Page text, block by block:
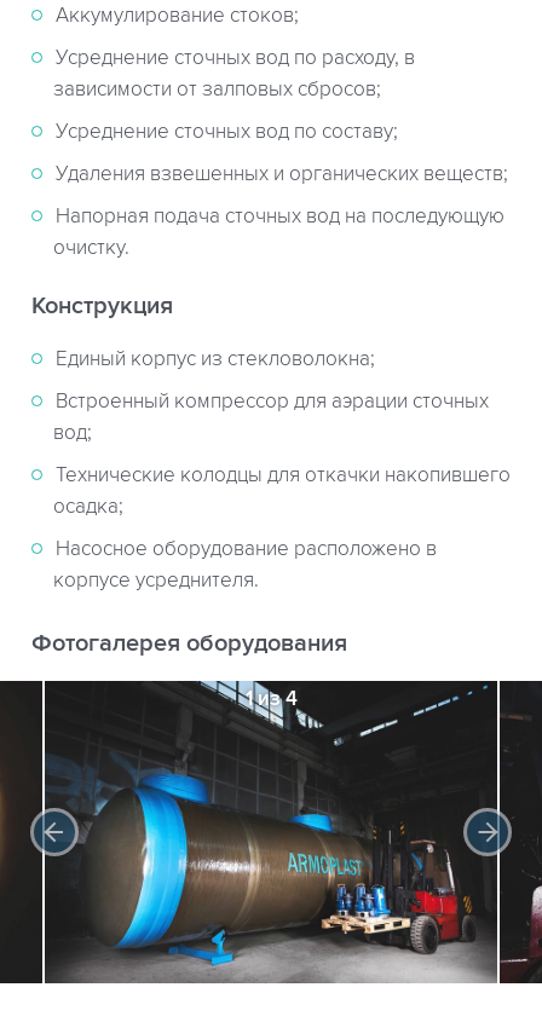
Аккумулирование стоков;
Усреднение сточных вод по расходу, в
зависимости от залповых сбросов;
Усреднение сточных вод по составу;
Удаления взвешенных и органических веществ;
Напорная подача сточных вод на последующую
очистку.
Конструкция
Единый корпус из стекловолокна;
Встроенный компрессор для аэрации сточных
вод;
Технические колодцы для откачки накопившего
осадка;
Насосное оборудование расположено в
корпусе усреднителя.
Фотогалерея оборудования
1 из 4